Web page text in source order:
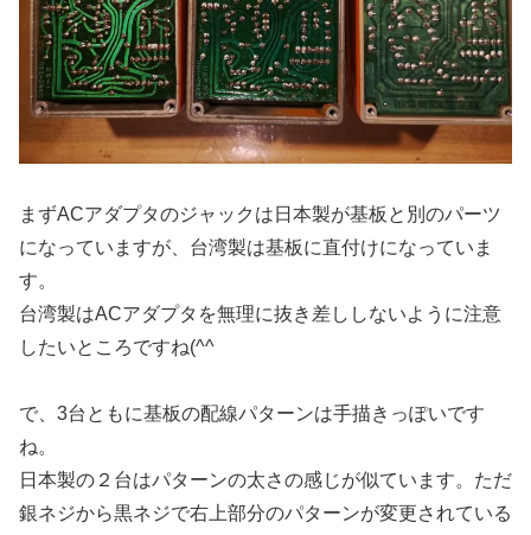
まずACアダプタのジャックは日本製が基板と別のパーツ
になっていますが、台湾製は基板に直付けになっていま
す。
台湾製はACアダプタを無理に抜き差ししないように注意
したいところですね(^^
で、3台ともに基板の配線パターンは手描きっぽいです
ね。
日本製の２台はパターンの太さの感じが似ています。ただ
銀ネジから黒ネジで右上部分のパターンが変更されている